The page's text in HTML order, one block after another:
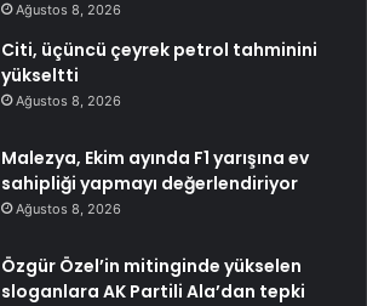
Ağustos 8, 2026
Citi, üçüncü çeyrek petrol tahminini
yükseltti
Ağustos 8, 2026
Malezya, Ekim ayında F1 yarışına ev
sahipliği yapmayı değerlendiriyor
Ağustos 8, 2026
Özgür Özel’in mitinginde yükselen
sloganlara AK Partili Ala’dan tepki